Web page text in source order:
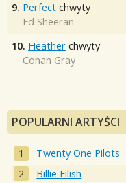
9. Perfect chwyty
Ed Sheeran
10. Heather chwyty
Conan Gray
POPULARNI ARTYŚCI
Twenty One Pilots
Billie Eilish